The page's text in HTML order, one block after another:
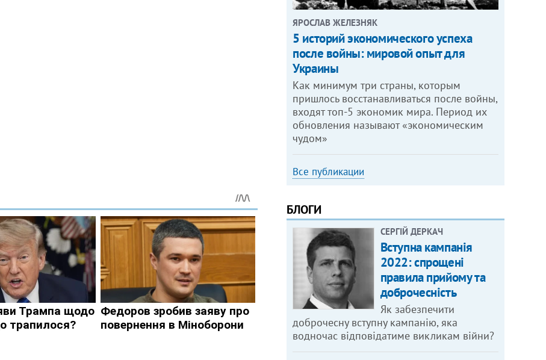
ЯРОСЛАВ ЖЕЛЕЗНЯК
5 историй экономического успеха
после войны: мировой опыт для
Украины
Как минимум три страны, которым
пришлось восстанавливаться после войны,
входят топ-5 экономик мира. Период их
обновления называют «экономическим
чудом»
Все публикации
БЛОГИ
СЕРГІЙ ДЕРКАЧ
Вступна кампанія
2022: спрощені
правила прийому та
доброчесність
Як забезпечити
доброчесну вступну кампанію, яка
водночас відповідатиме викликам війни?